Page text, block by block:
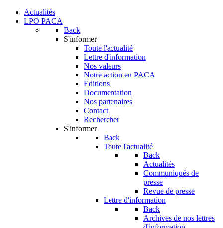
Actualités
LPO PACA
Back
S'informer
Toute l'actualité
Lettre d'information
Nos valeurs
Notre action en PACA
Editions
Documentation
Nos partenaires
Contact
Rechercher
S'informer
Back
Toute l'actualité
Back
Actualités
Communiqués de
presse
Revue de presse
Lettre d'information
Back
Archives de nos lettres